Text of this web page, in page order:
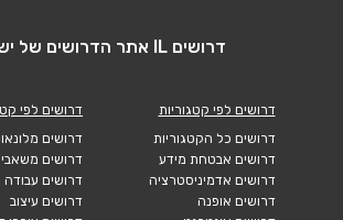
דרושים IL אתר הדרושים של ישראל
דרושים לפי קטגוריות
דרושים כל הקטגוריות
דרושים אבטחת מידע
דרושים אדמיניסטרציה
דרושים אופנה
דרושים לפי
דרושים
דרושים
דרושים עבודה
דרושים עיצוב